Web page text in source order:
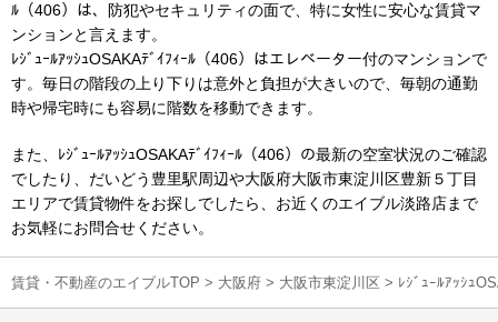
ﾙ（406）は、防犯やセキュリティの面で、特に女性に安心な賃貸マ
ンションと言えます。
ﾚｼﾞｭｰﾙｱｯｼｭOSAKAﾃﾞｲﾌｨｰﾙ（406）はエレベーター付のマンションで
す。毎日の階段の上り下りは意外と負担が大きいので、毎朝の通勤
時や帰宅時にも容易に階数を移動できます。
また、ﾚｼﾞｭｰﾙｱｯｼｭOSAKAﾃﾞｲﾌｨｰﾙ（406）の最新の空室状況のご確認
でしたり、だいどう豊里駅周辺や大阪府大阪市東淀川区豊新５丁目
エリアで賃貸物件をお探しでしたら、お近くのエイブル淡路店まで
お気軽にお問合せください。
賃貸・不動産のエイブルTOP > 大阪府 > 大阪市東淀川区 > ﾚｼﾞｭｰﾙｱｯｼｭ